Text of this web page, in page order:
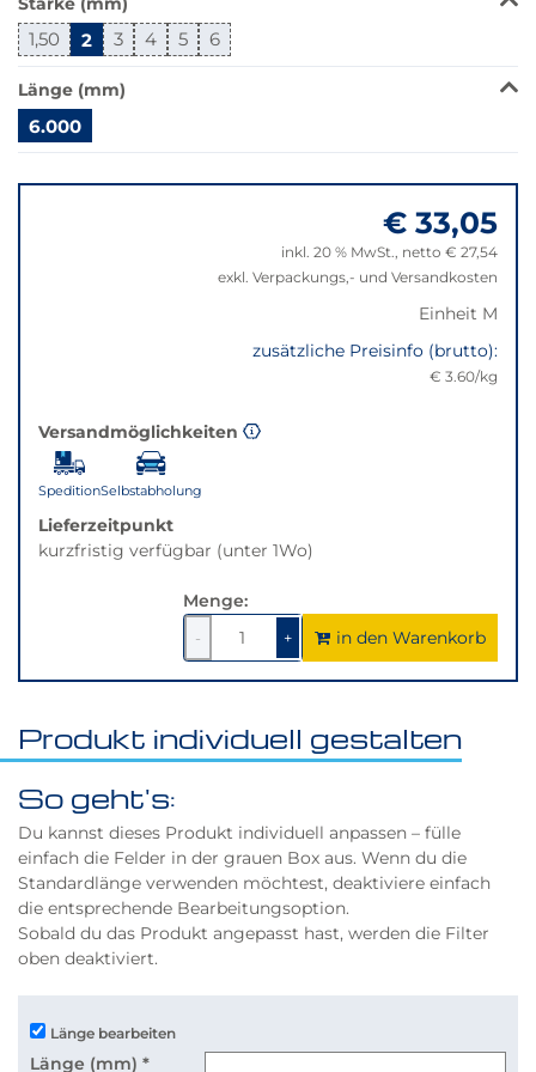
der
Filter
auf
die
beste
Alternative
in
1,50 2 3 4 5 6
Länge (mm)
6.000
zu
€ 33,05
inkl. 20 % MwSt., netto € 27,54
exkl. Verpackungs,- und Versandkosten
Einheit M
zusätzliche Preisinfo (brutto):
€ 3.60/kg
Versandmöglichkeiten
SpeditionSelbstabholung
Lieferzeitpunkt
kurzfristig verfügbar (unter 1Wo)
Menge:
-
1
verringern
+1um
1
erhöhen
in den Warenkorb
Produkt individuell gestalten
So geht's:
Du kannst dieses Produkt individuell anpassen – fülle
einfach die Felder in der grauen Box aus. Wenn du die
Standardlänge verwenden möchtest, deaktiviere einfach
die entsprechende Bearbeitungsoption.
Sobald du das Produkt angepasst hast, werden die Filter
oben deaktiviert.
Länge bearbeiten
Länge (mm) *